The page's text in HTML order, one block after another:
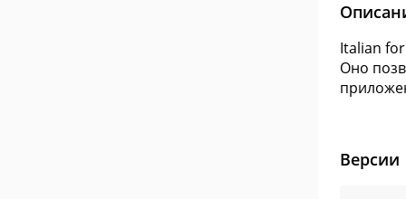
Italian
Оно
Версии